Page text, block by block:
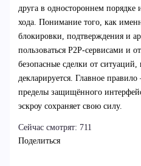
друга в одностороннем порядке
хода. Понимание того, как
блокировки, подтверждения и
пользоваться P2P-сервисами и
безопасные сделки от
декларируется. Главное
пределы защищённого
эскроу сохраняет свою силу.
Сейчас смотрят: 711
Поделиться